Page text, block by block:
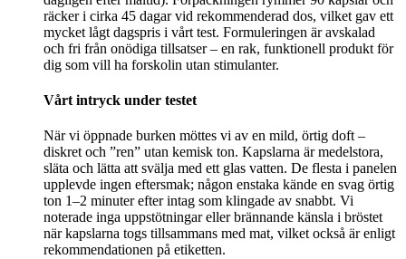
räcker i cirka 45 dagar vid rekommenderad dos, vilket gav ett
mycket lågt dagspris i vårt test. Formuleringen är avskalad
och fri från onödiga tillsatser – en rak, funktionell produkt för
dig som vill ha forskolin utan stimulanter.
Vårt intryck under testet
När vi öppnade burken möttes vi av en mild, örtig doft –
diskret och ”ren” utan kemisk ton. Kapslarna är medelstora,
släta och lätta att svälja med ett glas vatten. De flesta i panelen
upplevde ingen eftersmak; någon enstaka kände en svag örtig
ton 1–2 minuter efter intag som klingade av snabbt. Vi
noterade inga uppstötningar eller brännande känsla i bröstet
när kapslarna togs tillsammans med mat, vilket också är enligt
rekommendationen på etiketten.